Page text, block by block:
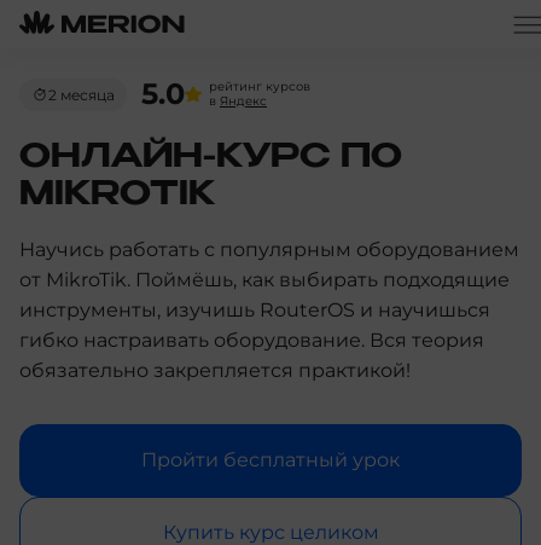
2 месяца 5.0
рейтинг курсов
в Яндекс
ОНЛАЙН-КУРС ПО
MIKROTIK
Научись работать с популярным оборудованием
от MikroTik. Поймёшь, как выбирать подходящие
инструменты, изучишь RouterOS и научишься
гибко настраивать оборудование. Вся теория
обязательно закрепляется практикой!
Пройти бесплатный урок
Купить курс целиком